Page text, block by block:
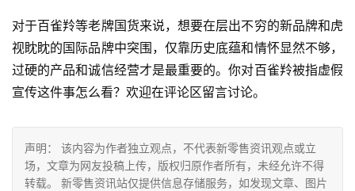
对于百雀羚等老牌国货来说，想要在层出不穷的新品牌和虎
视眈眈的国际品牌中突围，仅靠历史底蕴和情怀显然不够，
过硬的产品和诚信经营才是最重要的。你对百雀羚被指虚假
宣传这件事怎么看？欢迎在评论区留言讨论。
声明： 该内容为作者独立观点，不代表新零售资讯观点或立
场，文章为网友投稿上传，版权归原作者所有，未经允许不得
转载。 新零售资讯站仅提供信息存储服务，如发现文章、图片